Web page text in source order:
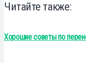
Читайте также:
Хорошие советы по